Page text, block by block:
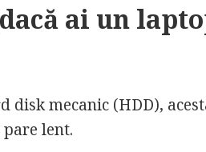
ai un
disk mecanic (HDD),
lent.